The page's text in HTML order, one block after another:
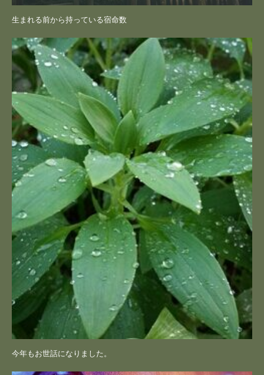
生まれる前から持っている宿命数
今年もお世話になりました。